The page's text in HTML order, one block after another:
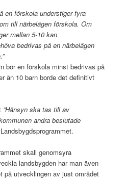
en förskola understiger fyra
till närbelägen förskola. Om
mellan 5-10 kan
bedrivas på en närbelägen
bör en förskola minst bedrivas på
än 10 barn borde det definitivt
”Hänsyn ska tas till av
andra beslutade
skall genomsyra
landsbygden har man även
på utvecklingen av just området